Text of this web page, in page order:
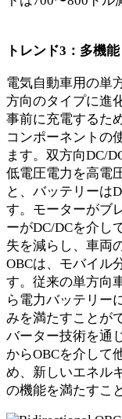
トレンド3：多機能
電気自動車用の単
方向のタイプに進
事前に充電するた
コンポーネントの
ます。双方向DC/
低電圧電力を高電
と、バッテリーは
す。モーターがブ
ーがDC/DCを介し
失を減らし、車両
OBCは、モバイル
す。従来の単方向
ら電力バッテリー
みを満たすことが
バーター技術を通
からOBCを介して
め、新しいエネル
の機能を満たすこ